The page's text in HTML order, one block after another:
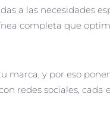
a las necesidades
completa que
marca, y por eso
redes sociales,